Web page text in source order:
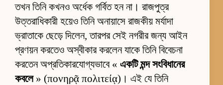
তখন তিনি কখনও অর্ধেক গর্বিত হন না। রাজপুত্র
উত্তরাধিকারী হয়েও তিনি অনায়াসে রাজকীয় মর্যাদা
ভ্রাতাকে ছেড়ে দিলেন, তারপর সেই নগরীর জন্য আইন
প্রণয়ন করতেও অস্বীকার করলেন যাকে তিনি বিবেচনা
করতেন অপ্রতিকারযোগ্যভাবে « একটি মন্দ সংবিধানের
কবলে» (πονηρᾷ πολιτείᾳ)। এই যে তিনি